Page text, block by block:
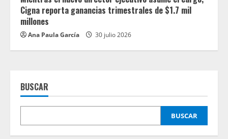
Cigna reporta ganancias trimestrales de $1.7 mil
millones
Ana Paula García 30 julio 2026
BUSCAR
BUSCAR